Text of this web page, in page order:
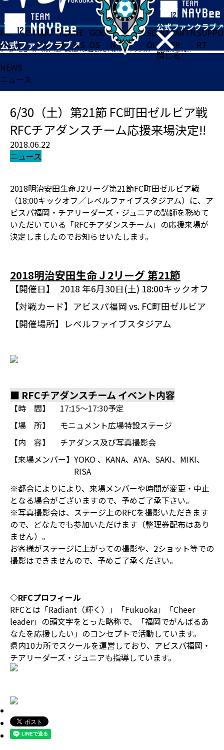
閉じる
HO
ME
TICK
ET
MAT
CH
TEA
M
NE
WS
GOO
DS
FA
N
ACADE
MY
SCHO
OL
PARTN
ER
SUPPO
RT
ホーム>ニュース>6/30（土）第21節 FC町田ゼルビア戦 RFCチアダンスチーム応援来場決定!!
NEWS
ニュース
6/30（土）第21節 FC町田ゼルビア戦
RFCチアダンスチーム応援来場決定!!
2018.06.22
ニュース
2018明治安田生命J2リーグ第21節FC町田ゼルビア戦
（18:00キックオフ／レベルファイブスタジアム）に、ア
ビスパ福岡・チアリーダーズ・ジュニアの講師を務めて
いただいている「RFCチアダンスチーム」の応援来場が
決定しましたのでお知らせいたします。
2018明治安田生命Ｊ2リーグ 第21節
【開催日】
2018 年6月30日(土) 18:00キックオフ
【対戦カード】 アビスパ福岡 vs. FC町田ゼルビア
【開催場所】
レベルファイブスタジアム
■ RFCチアダンスチーム イベント内容
【時 間】
17:15～17:30予定
【場 所】
モニュメント広場特設ステージ
【内 容】
チアダンス及び写真撮影会
【来場メンバー】 YOKO 、KANA、AYA、SAKI、MIKI、
RISA
※都合によりにより、来場メンバーや時間が変更・中止
となる場合がございますので、予めご了承下さい。
※写真撮影会は、ステージ上のRFCを撮影いただきます
ので、どなたでも参加いただけます（整理券配布はあり
ません）。
お客様がステージに上がっての撮影や、2ショット等での
撮影はできませんので、予めご了承ください。
◇RFCプロフィール
RFCとは「Radiant（輝く）」「Fukuoka」「Cheer
leader」の頭文字をとった略称で、「福岡でがんばるあ
なたを応援したい」のコンセプトで活動しています。
県内10カ所でスクールを運営しており、アビスパ福岡・
チアリーダーズ・ジュニアも指導しています。